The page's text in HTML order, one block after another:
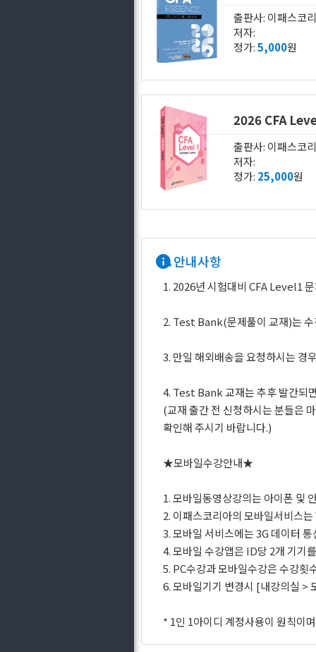
출판사: 이패스코
저자:
정가:5,000원
2026 CFA
출판사: 이패스코
저자:
정가: 25,000원
안내사항
1. 2026년 시험대비 CFA Level1
2. Test Bank(문제풀이 교재)는 수
3. 만일 해외배송을 요청하시는 경
4. Test Bank 교재는 추후 발간되
(교재 출간 전 신청하시는 분들은
확인해 주시기 바랍니다.)
★모바일수강안내★
1. 모바일동영상강의는 아이폰 및
2. 이패스코리아의 모바일서비스
3. 모바일 서비스에는 3G 데이터
4. 모바일 수강앱은 ID당 2개 기기
5. PC수강과 모바일수강은 수강횟
6. 모바일기기 변경시 [내강의실 >
* 1인 1아이디 계정사용이 원칙이